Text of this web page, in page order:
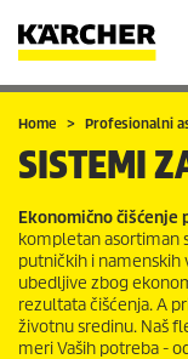
Home Profesionalni
SISTEMI
Ekonomično
kompletan asortiman
putničkih i namenskih
ubedljive zbog
rezultata čišćenja. A
životnu sredinu. Naš
meri Vaših potreba -